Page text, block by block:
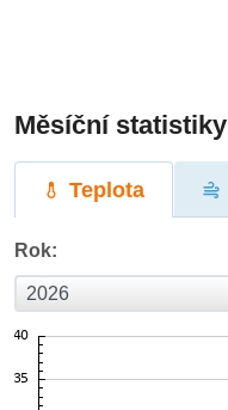
Měsíční statistiky
Teplota
Rok: